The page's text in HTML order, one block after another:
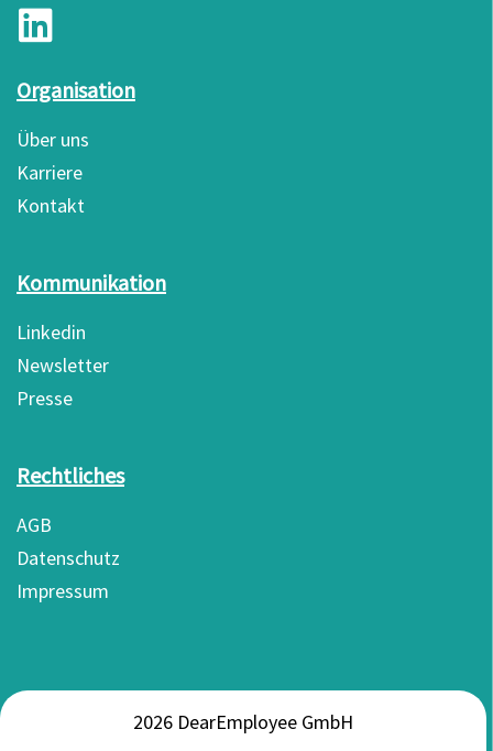
Organisation
Über uns
Karriere
Kontakt
Kommunikation
Linkedin
Newsletter
Presse
Rechtliches
AGB
Datenschutz
Impressum
2026 DearEmployee GmbH